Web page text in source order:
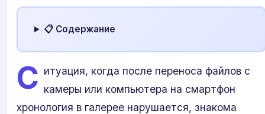
📋 Содержание
С итуация, когда после переноса файлов с
камеры или компьютера на смартфон
хронология в галерее нарушается, знакома